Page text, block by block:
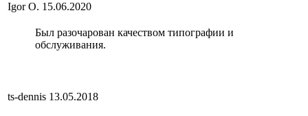
Igor O. 15.06.2020
Был разочарован качеством типографии и
обслуживания.
ts-dennis 13.05.2018